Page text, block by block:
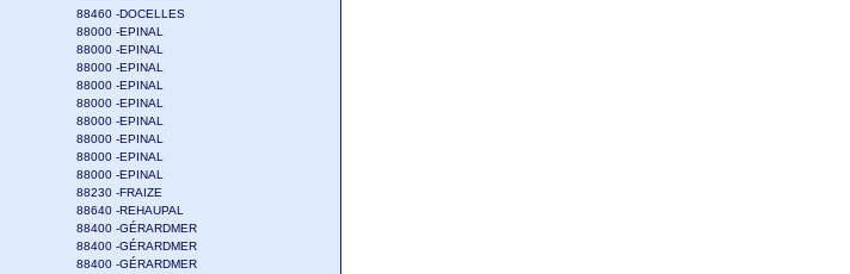
88460 -DOCELLES
88000 -EPINAL
88000 -EPINAL
88000 -EPINAL
88000 -EPINAL
88000 -EPINAL
88000 -EPINAL
88000 -EPINAL
88000 -EPINAL
88000 -EPINAL
88230 -FRAIZE
88640 -REHAUPAL
88400 -GÉRARDMER
88400 -GÉRARDMER
88400 -GÉRARDMER